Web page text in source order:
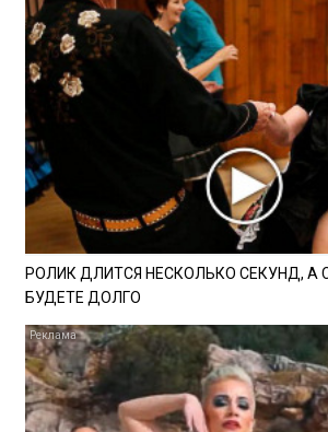
РОЛИК ДЛИТСЯ НЕСКОЛЬКО СЕКУНД, А
БУДЕТЕ ДОЛГО